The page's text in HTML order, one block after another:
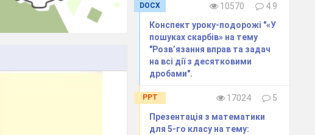
DOCX 10570
4.9
Конспект уроку-подорожі "«У
пошуках скарбів» на тему
"Розв’язання вправ та задач
на всі дії з десятковими
дробами".
PPT 17024
5
Презентація з математики
для 5-го класу на тему: